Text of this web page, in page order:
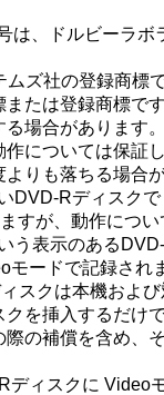
は、ドルビーラボ
ムズ社の登録商標
たは登録商標で
る場合があります
については保証
りも落ちる場合
DVD-Rディスク
すが、動作につ
う表示のある
モードで記録され
スクは本機およ
を挿入するだけ
の補償を含め、
ディスクに Video